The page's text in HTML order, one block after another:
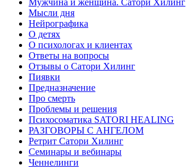
Мужчина и женщина. Сатори Хилинг
Мысли дня
Нейрографика
О детях
О психологах и клиентах
Ответы на вопросы
Отзывы о Сатори Хилинг
Пиявки
Предназначение
Про смерть
Проблемы и решения
Психосоматика SATORI HEALING
РАЗГОВОРЫ С АНГЕЛОМ
Ретрит Сатори Хилинг
Семинары и вебинары
Ченнелинги